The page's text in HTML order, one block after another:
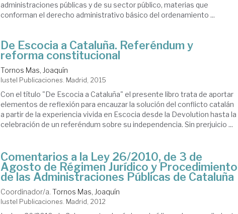
administraciones públicas y de su sector público, materias que
conforman el derecho administrativo básico del ordenamiento ...
De Escocia a Cataluña. Referéndum y
reforma constitucional
Tornos Mas, Joaquín
Iustel Publicaciones. Madrid, 2015
Con el título "De Escocia a Cataluña" el presente libro trata de aportar
elementos de reflexión para encauzar la solución del conflicto catalán
a partir de la experiencia vivida en Escocia desde la Devolution hasta la
celebración de un referéndum sobre su independencia. Sin prerjuicio ...
Comentarios a la Ley 26/2010, de 3 de
Agosto de Régimen Jurídico y Procedimiento
de las Administraciones Públicas de Cataluña
Coordinador/a.Tornos Mas, Joaquín
Iustel Publicaciones. Madrid, 2012